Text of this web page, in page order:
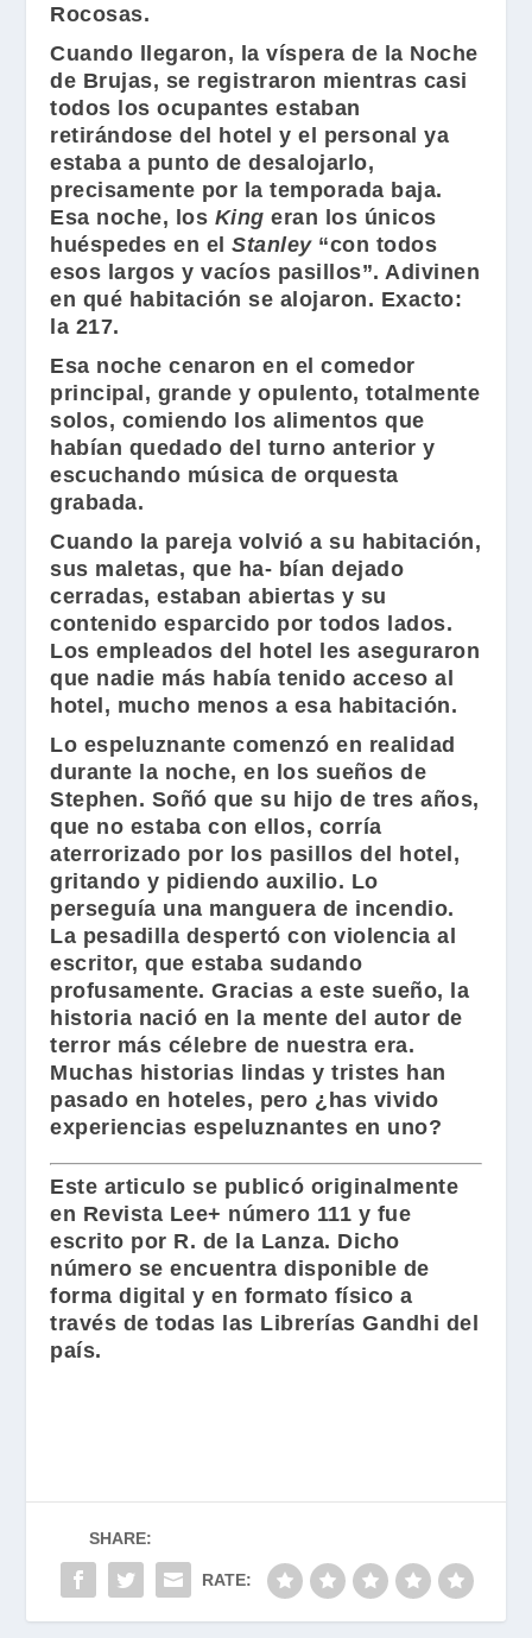
Rocosas.
Cuando llegaron, la víspera de la Noche
de Brujas, se registraron mientras casi
todos los ocupantes estaban
retirándose del hotel y el personal ya
estaba a punto de desalojarlo,
precisamente por la temporada baja.
Esa noche, los King eran los únicos
huéspedes en elStanley“con todos
esos largos y vacíos pasillos”. Adivinen
en qué habitación se alojaron. Exacto:
la 217.
Esa noche cenaron en el comedor
principal, grande y opulento, totalmente
solos, comiendo los alimentos que
habían quedado del turno anterior y
escuchando música de orquesta
grabada.
Cuando la pareja volvió a su habitación,
sus maletas, que ha- bían dejado
cerradas, estaban abiertas y su
contenido esparcido por todos lados.
Los empleados del hotel les aseguraron
que nadie más había tenido acceso al
hotel, mucho menos a esa habitación.
Lo espeluznante comenzó en realidad
durante la noche, en los sueños de
Stephen. Soñó que su hijo de tres años,
que no estaba con ellos, corría
aterrorizado por los pasillos del hotel,
gritando y pidiendo auxilio. Lo
perseguía una manguera de incendio.
La pesadilla despertó con violencia al
escritor, que estaba sudando
profusamente. Gracias a este sueño, la
historia nació en la mente del autor de
terror más célebre de nuestra era.
Muchas historias lindas y tristes han
pasado en hoteles, pero ¿has vivido
experiencias espeluznantes en uno?
Este articulo se publicó originalmente
en Revista Lee+ número 111 y fue
escrito por R. de la Lanza. Dicho
número se encuentra disponible de
forma digital y en formato físico a
través de todas las Librerías Gandhi del
país.
SHARE:
RATE: